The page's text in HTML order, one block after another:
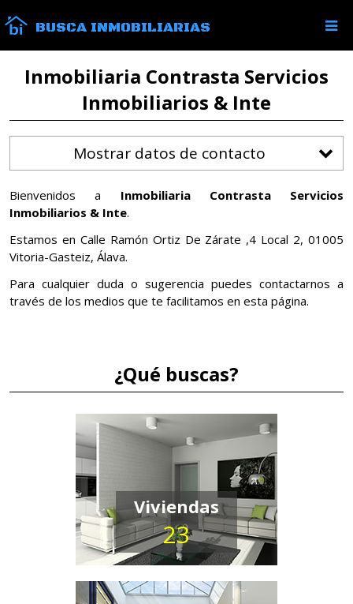
BUSCA INMOBILIARIAS
Inmobiliaria Contrasta Servicios
Inmobiliarios & Inte
Mostrar datos de contacto
Bienvenidos a Inmobiliaria Contrasta Servicios
Inmobiliarios & Inte.
Estamos en Calle Ramón Ortiz De Zárate ,4 Local 2, 01005
Vitoria-Gasteiz, Álava.
Para cualquier duda o sugerencia puedes contactarnos a
través de los medios que te facilitamos en esta página.
¿Qué buscas?
Viviendas
23